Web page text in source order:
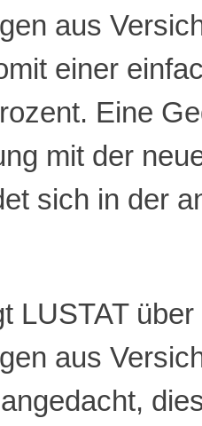
aus
einer
Eine
mit der
sich in der
LUSTAT
aus